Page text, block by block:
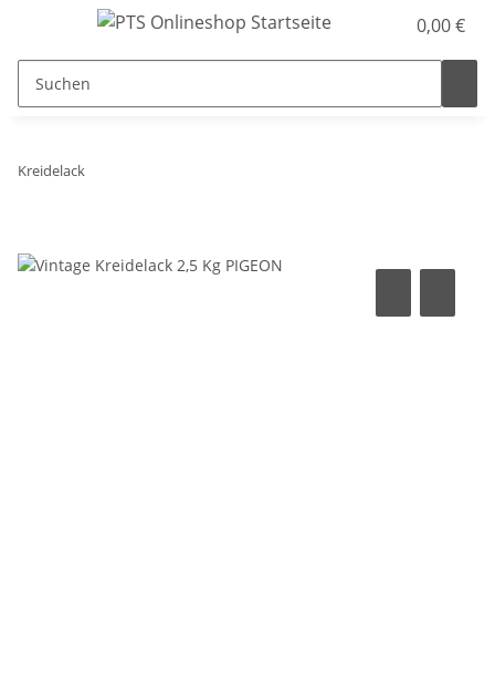
0,00 €
Kreidelack